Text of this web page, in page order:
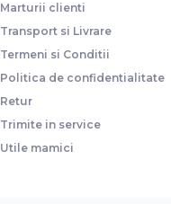
Marturii clienti
Transport si Livrare
Termeni si Conditii
Politica de confidentialitate
Retur
Trimite in service
Utile mamici